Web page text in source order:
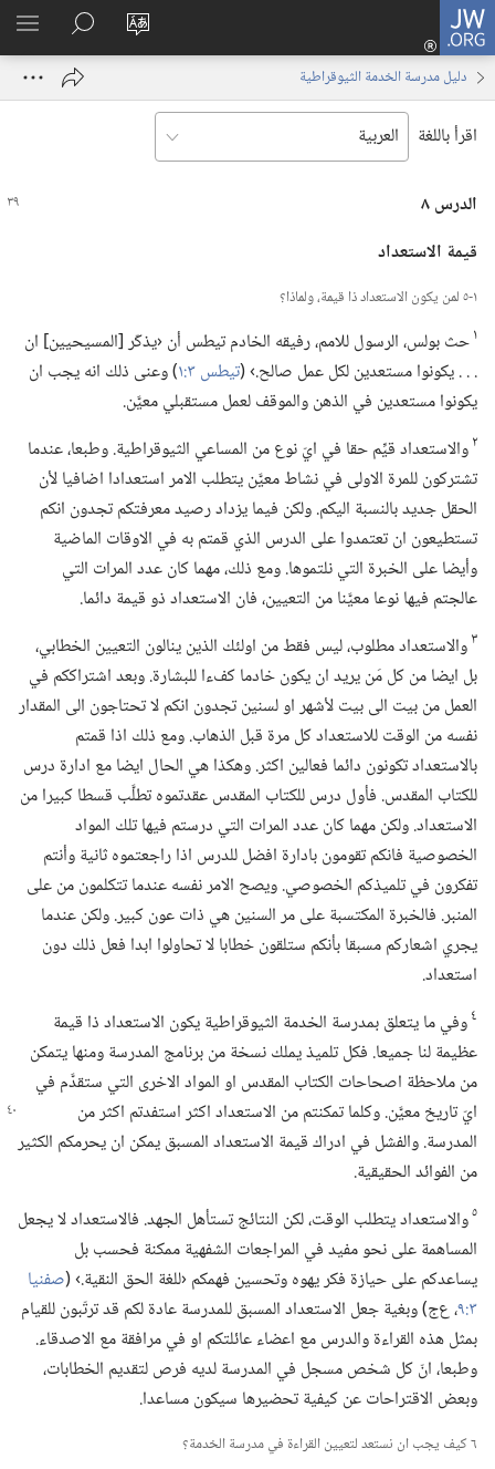
JW.ORG
تغيير
الموقع
تسجيل
الدخول
نافذة
البحث
في
JW.‎ORG
دليل مدرسة الخدمة الثيوقراطية
اقرأ باللغة
الدرس ٨
قيمة الاستعداد
١-‏٥ لمن يكون الاستعداد ذا قيمة،‏ ولماذا؟‏
١حث بولس،‏ الرسول للامم،‏ رفيقه الخادم تيطس أن ‹يذكّر [المسيحيين] ان
.‏ .‏ .‏ يكونوا مستعدين لكل عمل صالح.‏› (‏تيطس ٣:‏١
‏)‏ وعنى ذلك انه يجب ان
يكونوا مستعدين في الذهن والموقف لعمل مستقبلي معيَّن.‏
٢والاستعداد قيِّم حقا في ايّ نوع من المساعي الثيوقراطية.‏ وطبعا،‏ عندما
تشتركون للمرة الاولى في نشاط معيَّن يتطلب الامر استعدادا اضافيا لأن
الحقل جديد بالنسبة اليكم.‏ ولكن فيما يزداد رصيد معرفتكم تجدون انكم
تستطيعون ان تعتمدوا على الدرس الذي قمتم به في الاوقات الماضية
وأيضا على الخبرة التي نلتموها.‏ ومع ذلك،‏ مهما كان عدد المرات التي
عالجتم فيها نوعا معيَّنا من التعيين،‏ فان الاستعداد ذو قيمة دائما.‏
٣والاستعداد مطلوب،‏ ليس فقط من اولئك الذين ينالون التعيين الخطابي،‏
بل ايضا من كل مَن يريد ان يكون خادما كفءا للبشارة.‏ وبعد اشتراككم في
العمل من بيت الى بيت لأشهر او لسنين تجدون انكم لا تحتاجون الى المقدار
نفسه من الوقت للاستعداد كل مرة قبل الذهاب.‏ ومع ذلك اذا قمتم
بالاستعداد تكونون دائما فعالين اكثر.‏ وهكذا هي الحال ايضا مع ادارة درس
للكتاب المقدس.‏ فأول درس للكتاب المقدس عقدتموه تطلَّب قسطا كبيرا من
الاستعداد.‏ ولكن مهما كان عدد المرات التي درستم فيها تلك المواد
الخصوصية فانكم تقومون بادارة افضل للدرس اذا راجعتموه ثانية وأنتم
تفكرون في تلميذكم الخصوصي.‏ ويصح الامر نفسه عندما تتكلمون من على
المنبر.‏ فالخبرة المكتسبة على مر السنين هي ذات عون كبير.‏ ولكن عندما
يجري اشعاركم مسبقا بأنكم ستلقون خطابا لا تحاولوا ابدا فعل ذلك دون
استعداد.‏
٤وفي ما يتعلق بمدرسة الخدمة الثيوقراطية يكون الاستعداد ذا قيمة
عظيمة لنا جميعا.‏ فكل تلميذ يملك نسخة من برنامج المدرسة ومنها يتمكن
من ملاحظة اصحاحات الكتاب المقدس او المواد الاخرى التي ستقدَّم في
ايّ تاريخ معيَّن.‏ وكلما تمكنتم من الاستعداد اكثراستفدتم اكثر من
المدرسة.‏ والفشل في ادراك قيمة الاستعداد المسبق يمكن ان يحرمكم الكثير
من الفوائد الحقيقية.‏
٥والاستعداد يتطلب الوقت،‏ لكن النتائج تستأهل الجهد.‏ فالاستعداد لا يجعل
المساهمة على نحو مفيد في المراجعات الشفهية ممكنة فحسب بل
يساعدكم على حيازة فكر يهوه وتحسين فهمكم ‹للغة الحق النقية.‏› (‏صفنيا
٣:‏٩ ‏،‏ ع‌ج)‏ وبغية جعل الاستعداد المسبق للمدرسة عادة لكم قد ترتّبون للقيام
بمثل هذه القراءة والدرس مع اعضاء عائلتكم او في مرافقة مع الاصدقاء.‏
وطبعا،‏ انّ كل شخص مسجل في المدرسة لديه فرص لتقديم الخطابات،‏
وبعض الاقتراحات عن كيفية تحضيرها سيكون مساعدا.‏
٦ كيف يجب ان نستعد لتعيين القراءة في مدرسة الخدمة؟‏